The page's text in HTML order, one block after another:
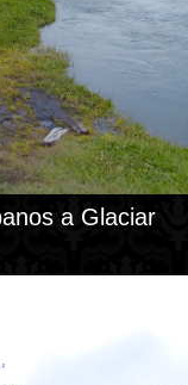
a Glaciar